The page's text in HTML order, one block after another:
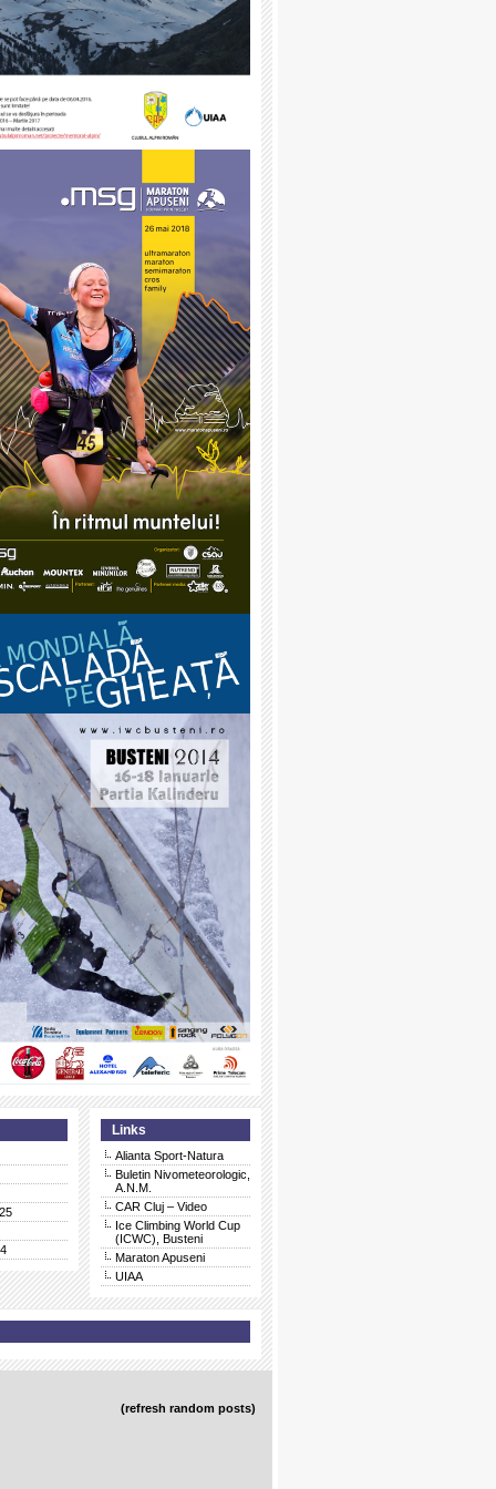
Links
Alianta Sport-Natura
Buletin Nivometeorologic,
A.N.M.
CAR Cluj – Video
Ice Climbing World Cup
(ICWC), Busteni
Maraton Apuseni
UIAA
(refresh random posts)